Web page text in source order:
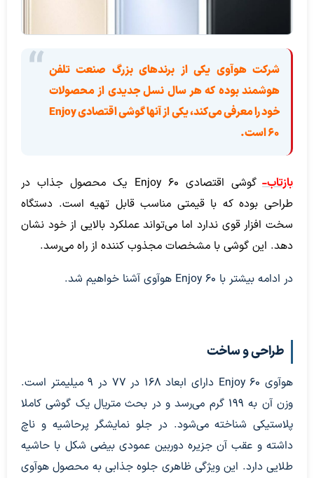
شرکت هوآوی یکی از برندهای بزرگ صنعت تلفن
هوشمند بوده که هر سال نسل جدیدی از محصولات
خود را معرفی می‌کند، یکی از آنها گوشی اقتصادی Enjoy
60 است.
بازتاب-
گوشی اقتصادی Enjoy 60 یک محصول جذاب در
طراحی بوده که با قیمتی مناسب قابل تهیه است. دستگاه
سخت افزار قوی ندارد اما می‌تواند عملکرد بالایی از خود نشان
دهد. این گوشی با مشخصات مجذوب کننده از راه می‌رسد.
در ادامه بیشتر با Enjoy 60 هوآوی آشنا خواهیم شد.
طراحی و ساخت
هوآوی Enjoy 60 دارای ابعاد 168 در 77 در 9 میلیمتر است.
وزن آن به 199 گرم می‌رسد و در بحث متریال یک گوشی کاملا
پلاستیکی شناخته می‌شود. در جلو نمایشگر پرحاشیه و ناچ
داشته و عقب آن جزیره دوربین عمودی بیضی شکل با حاشیه
طلایی دارد. این ویژگی ظاهری جلوه جذابی به محصول هوآوی